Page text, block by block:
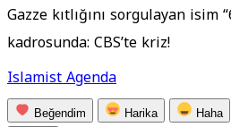
Gazze kıtlığını sorgulayan isim
kadrosunda: CBS’te kriz!
Islamist Agenda
Beğendim Harika Haha